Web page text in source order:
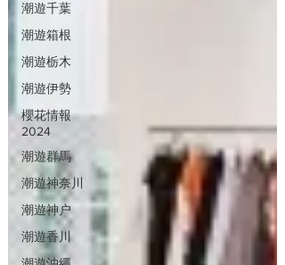
潮遊千葉
潮遊箱根
潮遊栃木
潮遊伊勢
櫻花情報
2024
潮遊群馬
潮遊神奈川
潮遊神户
潮遊香川